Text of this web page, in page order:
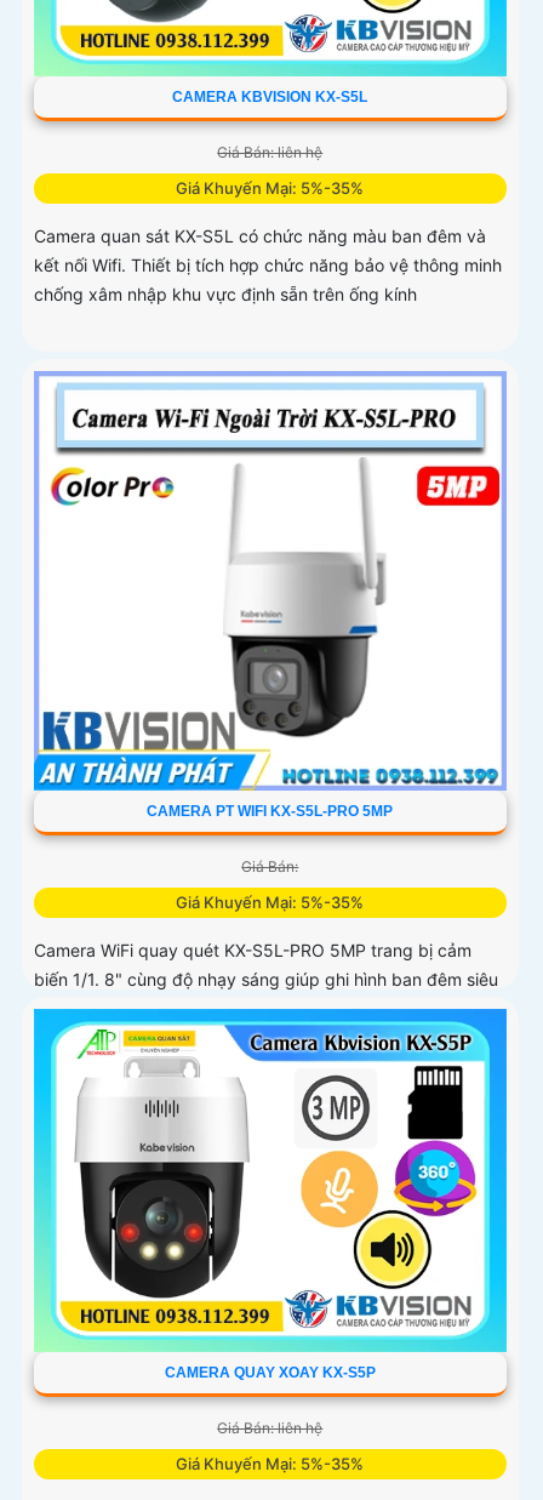
CAMERA KBVISION KX-S5L
Giá Bán: liên hệ
Giá Khuyến Mại: 5%-35%
Camera quan sát KX-S5L có chức năng màu ban đêm và
kết nối Wifi. Thiết bị tích hợp chức năng bảo vệ thông minh
chống xâm nhập khu vực định sẵn trên ống kính
CAMERA PT WIFI KX-S5L-PRO 5MP
Giá Bán:
Giá Khuyến Mại: 5%-35%
Camera WiFi quay quét KX-S5L-PRO 5MP trang bị cảm
biến 1/1. 8" cùng độ nhạy sáng giúp ghi hình ban đêm siêu
rõ. Tích hợp Auto Tracking, phát hiện người, phương tiện,
quay quét tự...
CAMERA QUAY XOAY KX-S5P
Giá Bán: liên hệ
Giá Khuyến Mại: 5%-35%